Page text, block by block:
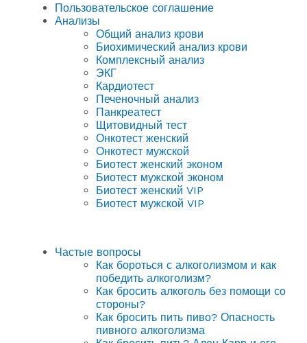
Пользовательское соглашение
Анализы
Общий анализ крови
Биохимический анализ крови
Комплексный анализ
ЭКГ
Кардиотест
Печеночный анализ
Панкреатест
Щитовидный тест
Онкотест женский
Онкотест мужской
Биотест женский эконом
Биотест мужской эконом
Биотест женский VIP
Биотест мужской VIP
Частые вопросы
Как бороться с алкоголизмом и как
победить алкоголизм?
Как бросить алкоголь без помощи со
стороны?
Как бросить пить пиво? Опасность
пивного алкоголизма